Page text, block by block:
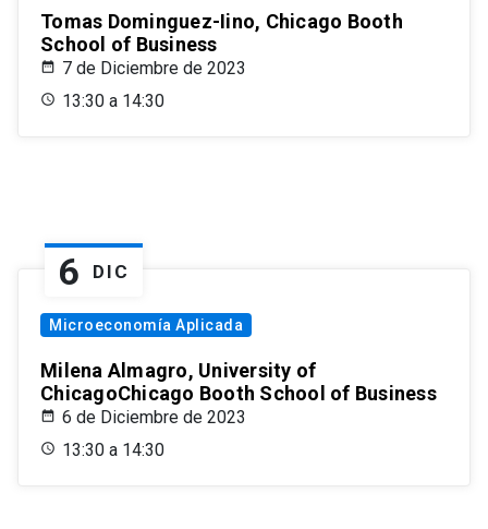
Tomas Dominguez-Iino, Chicago Booth
School of Business
7 de Diciembre de 2023
13:30 a 14:30
6 DIC
Microeconomía Aplicada
Milena Almagro, University of
ChicagoChicago Booth School of Business
6 de Diciembre de 2023
13:30 a 14:30